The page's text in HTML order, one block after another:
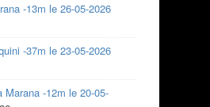
-13m le 26-05-2026
-37m le 23-05-2026
Marana -12m le 20-05-